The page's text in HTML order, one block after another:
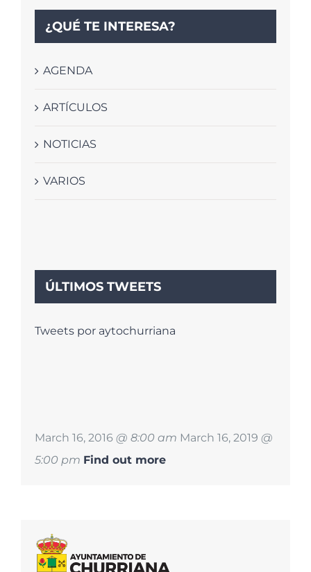
¿QUÉ TE INTERESA?
AGENDA
ARTÍCULOS
NOTICIAS
VARIOS
ÚLTIMOS TWEETS
Tweets por aytochurriana
March 16, 2016 @ 8:00 am March 16, 2019 @
5:00 pm Find out more